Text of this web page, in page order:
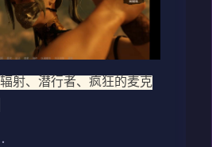
射、潜行者、疯狂的麦克